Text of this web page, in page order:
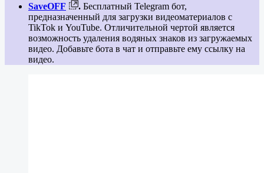
SaveOFF
. Бесплатный Telegram бот,
предназначенный для загрузки видеоматериалов с
TikTok и YouTube. Отличительной чертой является
возможность удаления водяных знаков из загружаемых
видео. Добавьте бота в чат и отправьте ему ссылку на
видео.